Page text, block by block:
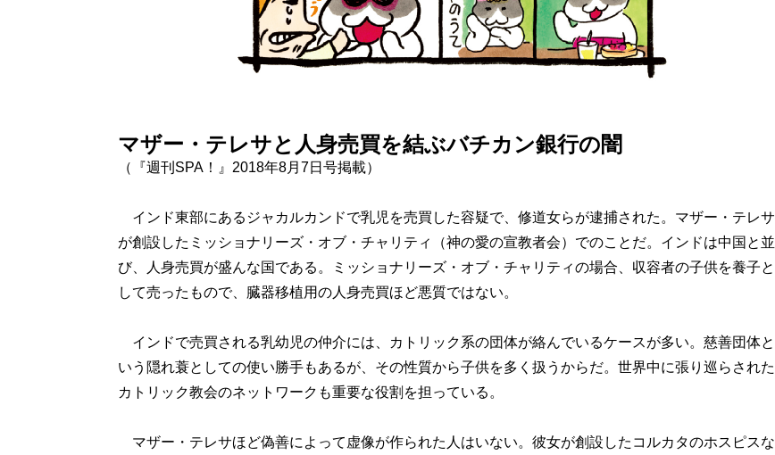
マザー・テレサと人身売買を結ぶバチカン銀行の闇
（『週刊SPA！』2018年8月7日号掲載）
インド東部にあるジャカルカンドで乳児を売買した容疑で、修道女らが逮捕された。マザー・テレサ
が創設したミッショナリーズ・オブ・チャリティ（神の愛の宣教者会）でのことだ。インドは中国と並
び、人身売買が盛んな国である。ミッショナリーズ・オブ・チャリティの場合、収容者の子供を養子と
して売ったもので、臓器移植用の人身売買ほど悪質ではない。
インドで売買される乳幼児の仲介には、カトリック系の団体が絡んでいるケースが多い。慈善団体と
いう隠れ蓑としての使い勝手もあるが、その性質から子供を多く扱うからだ。世界中に張り巡らされた
カトリック教会のネットワークも重要な役割を担っている。
マザー・テレサほど偽善によって虚像が作られた人はいない。彼女が創設したコルカタのホスピスな